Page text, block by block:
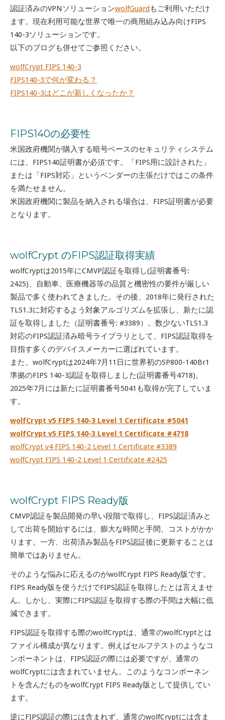
認証済みのVPNソリューションwolfGuard もご利用いただけ
ます。現在利用可能な世界で唯一の商用組み込み向けFIPS
140-3ソリューションです。
以下のブログも併せてご参照ください。
wolfCrypt FIPS 140-3
FIPS140-3で何が変わる？
FIPS140-3はどこが新しくなったか？
FIPS140の必要性
米国政府機関が購入する暗号ベースのセキュリティシステム
には、FIPS140証明書が必須です。「FIPS用に設計された」
または「FIPS対応」というベンダーの主張だけではこの条件
を満たせません。
米国政府機関に製品を納入される場合は、FIPS証明書が必要
となります。
wolfCrypt のFIPS認証取得実績
wolfCryptは2015年にCMVP認証を取得し(証明書番号:
2425)、自動車、医療機器等の品質と機密性の要件が厳しい
製品で多く使われてきました。その後、2018年に発行された
TLS1.3に対応するよう対象アルゴリズムを拡張し、新たに認
証を取得しました（証明書番号: #3389）。数少ないTLS1.3
対応のFIPS認証済み暗号ライブラリとして、FIPS認証取得を
目指す多くのデバイスメーカーに選ばれています。
また、wolfCryptは2024年7月11日に世界初のSP800-140Br1
準拠のFIPS 140-3認証を取得しました(証明書番号4718)。
2025年7月には新たに証明書番号5041も取得が完了していま
す。
wolfCrypt v5 FIPS 140-3 Level 1 Certificate #5041
wolfCrypt v5 FIPS 140-3 Level 1 Certificate #4718
wolfCrypt v4 FIPS 140-2 Level 1 Certificate #3389
wolfCrypt FIPS 140-2 Level 1 Certificate #2425
wolfCrypt FIPS Ready版
CMVP認証を製品開発の早い段階で取得し、FIPS認証済みと
して出荷を開始するには、膨大な時間と手間、コストがかか
ります。一方、出荷済み製品をFIPS認証後に更新することは
簡単ではありません。
そのような悩みに応えるのがwolfCrypt FIPS Ready版です。
FIPS Ready版を使うだけでFIPS認証を取得したとは言えませ
ん。しかし、実際にFIPS認証を取得する際の手間は大幅に低
減できます。
FIPS認証を取得する際のwolfCryptは、通常のwolfCryptとは
ファイル構成が異なります。例えばセルフテストのようなコ
ンポーネントは、FIPS認証の際には必要ですが、通常の
wolfCryptには含まれていません。このようなコンポーネン
トを含んだものをwolfCrypt FIPS Ready版として提供してい
ます。
逆にFIPS認証の際には含まれず、通常のwolfCryptには含ま